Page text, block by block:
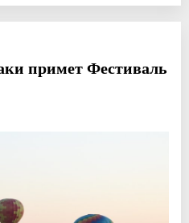
примет Фестиваль